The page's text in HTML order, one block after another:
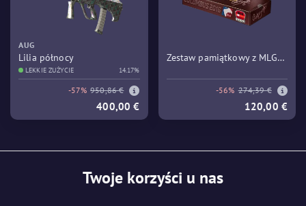
AUG
Lilia północy
LEKKIE ZUŻYCIE 14.17%
-57% 950,86 €
400,00 €
Zestaw pamiątkowy z MLG
-56% 274,39 €
120,00 €
Twoje korzyści u nas